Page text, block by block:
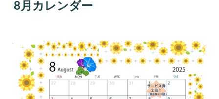
8月カレンダー